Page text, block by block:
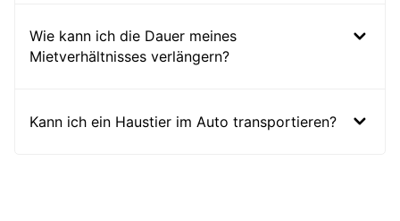
Wie kann ich die Dauer meines
Mietverhältnisses verlängern?
Kann ich ein Haustier im Auto transportieren?